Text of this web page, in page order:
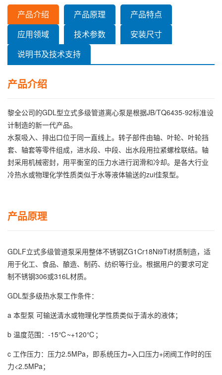
产品介绍 产品原理
产品特点
应用领域
技术参数
安装尺寸
说明书及技术支持
产品介绍
黎全公司的GDL型立式多级管道离心泵是根据JB/TQ6435-92标准设
计制造的新一代产品。
水泵吸入、排出口位于同一直线上。转子部件由轴、叶轮、叶轮挡
套、轴套等零件组成，进水段、中段、出水段用拉紧螺栓联结。轴
封采用机械密封，用平衡室的压力水进行润滑和冷却。是各大行业
冷热水或物理化学性质类似于水等液体输送的zui佳泵型。
产品原理
GDLF立式多级管道泵采用整体不锈钢ZG1Cr18Ni9Ti材质制造，适
用于化工、食品、酿造、制药、纺织等行业。根据用户的要求可定
制不锈钢306或316L材质。
GDL型多级热水泵工作条件：
a 本型泵 可输送清水或物理化学性质类似于清水的液体；
b 温度范围：-15℃~+120℃；
c 工作压力：压力2.5MPa，即系统压力=入口压力+闭阀工作时的压
力<2.5MPa；